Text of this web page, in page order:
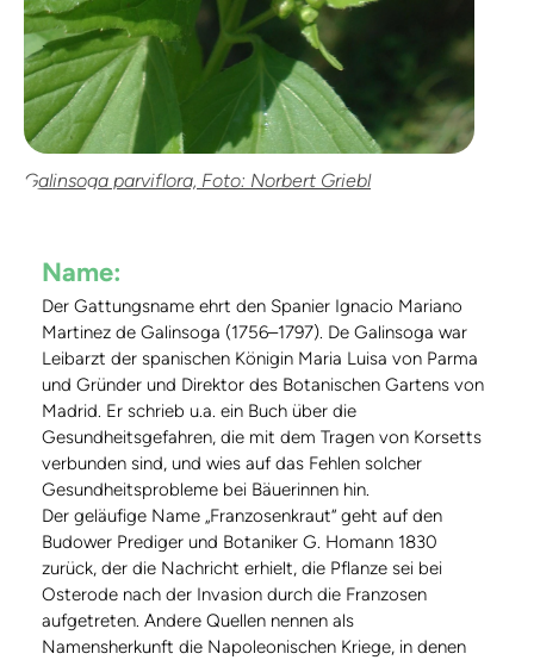
Galinsoga parviflora, Foto: Norbert Griebl
Name:
Der Gattungsname ehrt den Spanier Ignacio Mariano
Martinez de Galinsoga (1756–1797). De Galinsoga war
Leibarzt der spanischen Königin Maria Luisa von Parma
und Gründer und Direktor des Botanischen Gartens von
Madrid. Er schrieb u.a. ein Buch über die
Gesundheitsgefahren, die mit dem Tragen von Korsetts
verbunden sind, und wies auf das Fehlen solcher
Gesundheitsprobleme bei Bäuerinnen hin.
Der geläufige Name „Franzosenkraut“ geht auf den
Budower Prediger und Botaniker G. Homann 1830
zurück, der die Nachricht erhielt, die Pflanze sei bei
Osterode nach der Invasion durch die Franzosen
aufgetreten. Andere Quellen nennen als
Namensherkunft die Napoleonischen Kriege, in denen